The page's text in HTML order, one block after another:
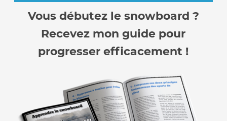
Vous débutez le snowboard ?
Recevez mon guide pour
progresser efficacement !